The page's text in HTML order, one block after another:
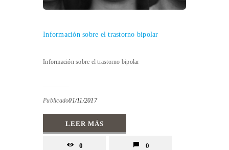
Información sobre el trastorno bipolar
Información sobre el trastorno bipolar
Publicado01/11/2017
LEER MÁS
0 0